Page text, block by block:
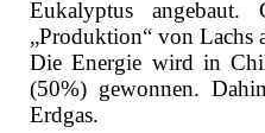
Eukalyptus
„Produktion“ von Lachs
Die Energie wird in
(50%) gewonnen.
Erdgas.